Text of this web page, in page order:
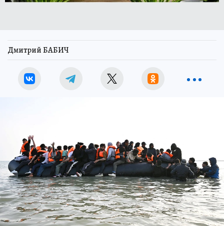
Дмитрий БАБИЧ